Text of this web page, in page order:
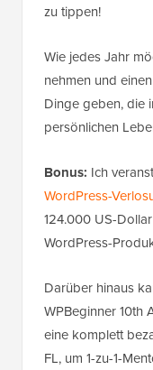
zu tippen!
Wie jedes Jahr
nehmen und
Dinge geben, die
persönlichen
Bonus: Ich
WordPress-
124.000 US-
WordPress-
Darüber hinaus
WPBeginner 10th
eine komplett
FL, um 1-zu-1-